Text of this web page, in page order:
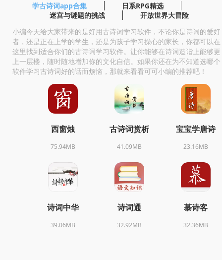
学古诗词app合集
日系RPG精选
迷宫与谜题的挑战
开放世界大冒险
小编今天给大家带来的是好用古诗词学习软件，不论你是诗词的爱好
者，还是正在上学的学生，还是为孩子学习操心的家长，你都可以在
这里找到适合你们的古诗词学习软件。让你能够在诗词造诣上能够更
上一层楼，随时随地增加你的文化自信。如果你还在为不知道选哪个
软件学习古诗词好的话而烦恼，那就来看看可可小编的推荐吧！
西窗烛
75.94MB
古诗词赏析
41.09MB
宝宝学唐诗
23.16MB
诗词中华
39.06MB
诗词通
32.92MB
慕诗客
32.36MB